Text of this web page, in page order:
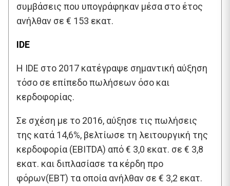
συμβάσεις που υπογράφηκαν μέσα στο έτος
ανήλθαν σε € 153 εκατ.
IDE
Η IDE στο 2017 κατέγραψε σημαντική αύξηση
τόσο σε επίπεδο πωλήσεων όσο και
κερδοφορίας.
Σε σχέση με το 2016, αύξησε τις πωλήσεις
της κατά 14,6%, βελτίωσε τη λειτουργική της
κερδοφορία (EBITDA) από € 3,0 εκατ. σε € 3,8
εκατ. και διπλασίασε τα κέρδη προ
φόρων(EBT) τα οποία ανήλθαν σε € 3,2 εκατ.